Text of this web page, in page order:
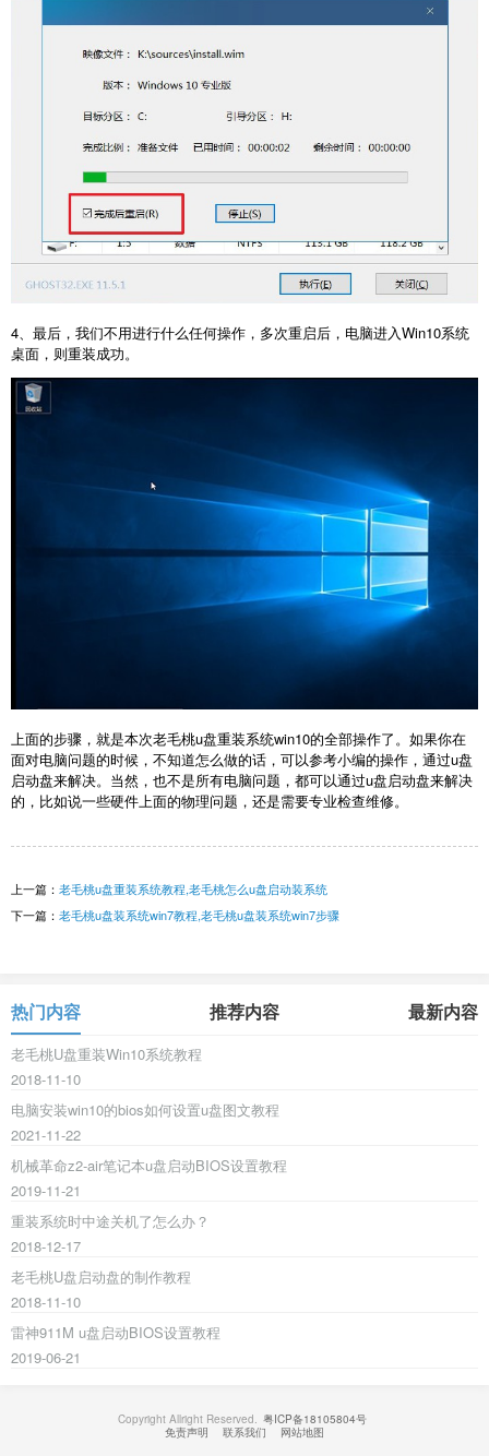
4、最后，我们不用进行什么任何操作，多次重启后，电脑进入Win10系统
桌面，则重装成功。
上面的步骤，就是本次老毛桃u盘重装系统win10的全部操作了。如果你在
面对电脑问题的时候，不知道怎么做的话，可以参考小编的操作，通过u盘
启动盘来解决。当然，也不是所有电脑问题，都可以通过u盘启动盘来解决
的，比如说一些硬件上面的物理问题，还是需要专业检查维修。
上一篇： 老毛桃u盘重装系统教程,老毛桃怎么u盘启动装系统
下一篇： 老毛桃u盘装系统win7教程,老毛桃u盘装系统win7步骤
热门内容 推荐内容 最新内容
老毛桃U盘重装Win10系统教程
2018-11-10
电脑安装win10的bios如何设置u盘图文教程
2021-11-22
机械革命z2-air笔记本u盘启动BIOS设置教程
2019-11-21
重装系统时中途关机了怎么办？
2018-12-17
老毛桃U盘启动盘的制作教程
2018-11-10
雷神911M u盘启动BIOS设置教程
2019-06-21
Copyright Allright Reserved.
粤ICP备18105804号
免责声明
联系我们 网站地图